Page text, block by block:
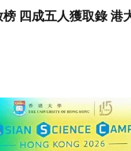
榜 四成五人獲取錄 港